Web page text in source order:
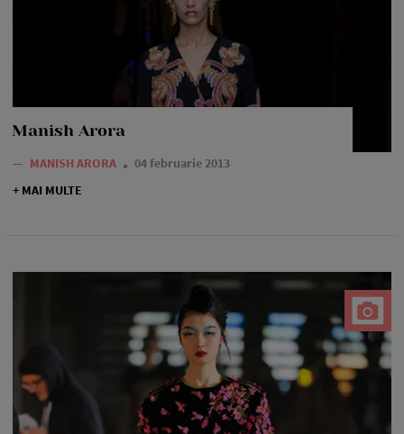
Manish Arora
— MANISH ARORA
04 februarie 2013
+ MAI MULTE